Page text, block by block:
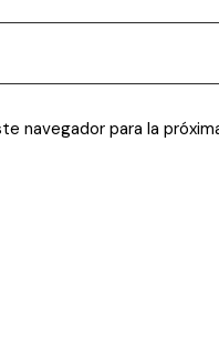
navegador para la